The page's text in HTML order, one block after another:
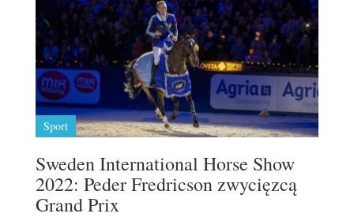
Sport
Sweden International Horse Show
2022: Peder Fredricson zwycięzcą
Grand Prix